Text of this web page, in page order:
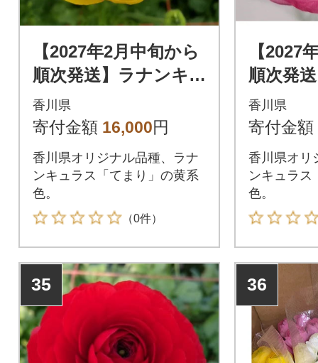
【2027年2月中旬から
順次発送】ラナンキ
ュラス「てまり(黄系
色)」切花50本
香川県
寄付金額 16,000円
香川県オリジナル品種、ラナ
ンキュラス「てまり」の黄系
色。
（0件）
【2027
順次発
ュラス
色)」切
香川県
寄付金額
香川県オリ
ンキュラス
色。
35 36